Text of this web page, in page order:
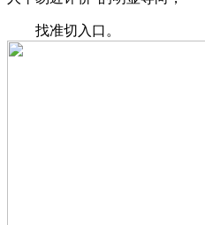
找准切入口。